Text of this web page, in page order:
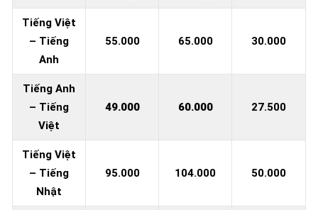
Tiếng Việt
– Tiếng
Anh
55.000 65.000 30.000
Tiếng Anh
– Tiếng
Việt
49.000 60.000 27.500
Tiếng Việt
– Tiếng
Nhật
95.000 104.000 50.000